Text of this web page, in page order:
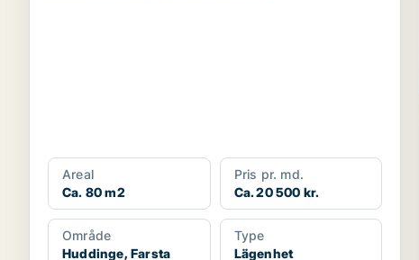
Areal
Ca. 80 m2
Pris pr. md.
Ca. 20 500 kr.
Område
Huddinge, Farsta
Type
Lägenhet